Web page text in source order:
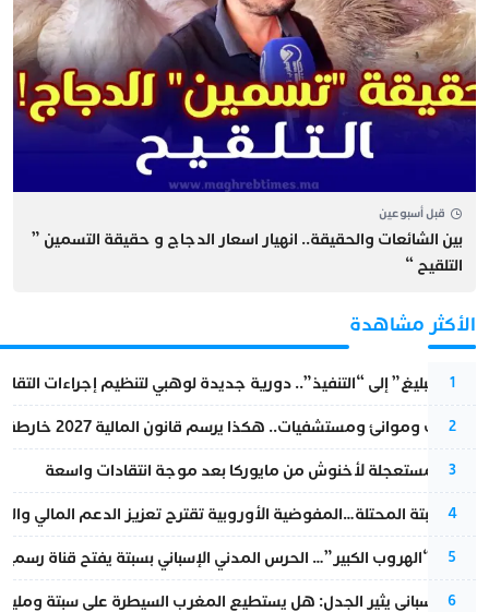
قبل أسبوعين
بين الشائعات والحقيقة.. انهيار اسعار الدجاج و حقيقة التسمين ”
التلقيح “
الأكثر مشاهدة
1
من “التبليغ” إلى “التنفيذ”.. دورية جديدة لوهبي لتنظيم إجراءات
2
قطارات وموانئ ومستشفيات.. هكذا يرسم قانون المالية 2027 خارطة المغرب المقبل
3
عودة مستعجلة لأخنوش من مايوركا بعد موجة انتقادات واسعة
4
أزمة سبتة المحتلة…المفوضية الأوروبية تقترح تعزيز الدعم المالي
5
عملية “الهروب الكبير”… الحرس المدني الإسباني بسبتة يفتح قناة
6
تقرير إسباني يثير الجدل: هل يستطيع المغرب السيطرة على سبتة